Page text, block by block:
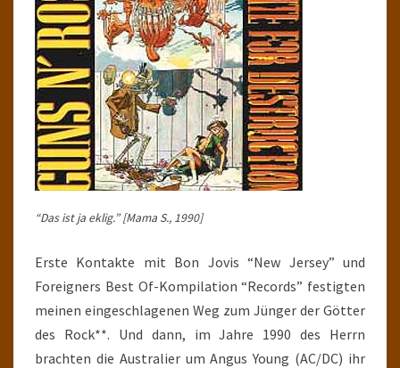
“Das ist ja eklig.” [Mama S., 1990]
Erste Kontakte mit Bon Jovis “New Jersey” und
Foreigners Best Of-Kompilation “Records” festigten
meinen eingeschlagenen Weg zum Jünger der Götter
des Rock**. Und dann, im Jahre 1990 des Herrn
brachten die Australier um Angus Young (AC/DC) ihr